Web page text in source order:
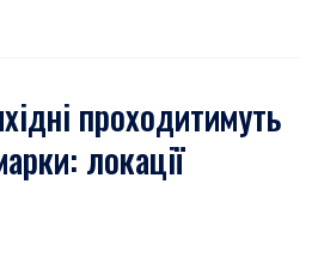
проходитимуть
локації